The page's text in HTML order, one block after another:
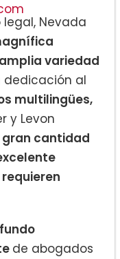
Nevada
variedad
dedicación al
multilingües,
y Levon
gran cantidad
de abogados